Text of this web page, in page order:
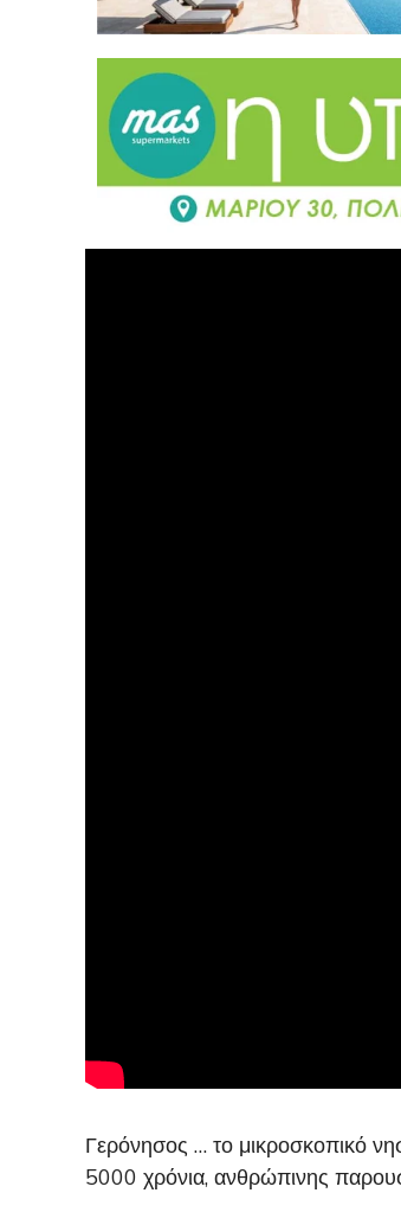
Γερόνησος … το μικροσκοπικό
5000 χρόνια, ανθρώπινης